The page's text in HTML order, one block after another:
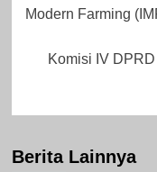
Juli 2, 2025
Modern Farming
Komisi IV
Berita Lainnya